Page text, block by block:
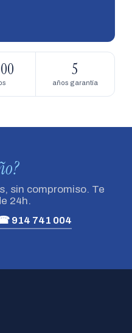
5
años garantía
sin compromiso. Te
24h.
914 741 004